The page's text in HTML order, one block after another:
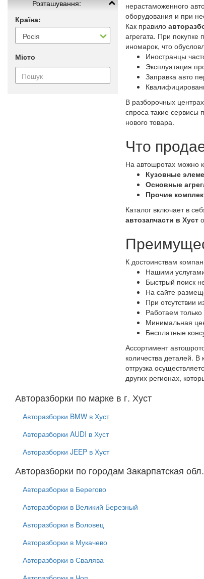
Розташування:
Країна:
Місто
нерастаможенного
оборудования и при
Как правило
агрегата. При покупке
иномарок, что
Иностранцы
Эксплуатация
Заправка авто
В разборочных
спроса такие сервисы
нового товара.
Что
На автошротах можно
Кузовные
Основные
Прочие
Каталог включает в
автозапчасти в Хуст
К достоинствам
Нашими
Быстрый поиск
На сайте
При отсутствии
Работаем
Минимальная
Бесплатные
Ассортимент
количества деталей.
отгрузка
других регионах,
Авторазборки по марке в г. Хуст
Авторазборки BMW в Хуст
Авторазборки AUDI в Хуст
Авторазборки JEEP в Хуст
Авторазборки по городам Закарпатская обл.
Авторазборки в Берегово
Авторазборки в Великий Березный
Авторазборки в Воловец
Авторазборки в Мукачево
Авторазборки в Свалява